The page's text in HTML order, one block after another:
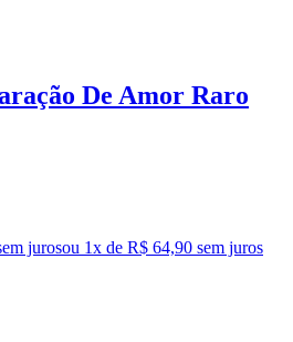
De Amor Raro
jurosou 1x de R$ 64,90 sem juros